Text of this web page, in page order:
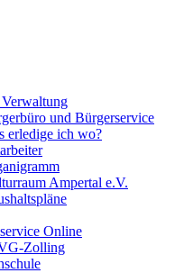
und Bürgerservice
erledige ich wo?
Ampertal e.V.
Online
Zolling